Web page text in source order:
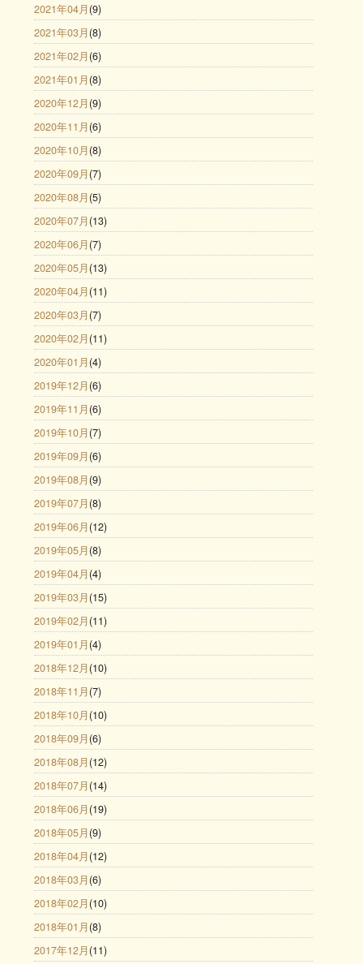
2021年04月 (9)
2021年03月 (8)
2021年02月 (6)
2021年01月 (8)
2020年12月 (9)
2020年11月 (6)
2020年10月 (8)
2020年09月 (7)
2020年08月 (5)
2020年07月 (13)
2020年06月 (7)
2020年05月 (13)
2020年04月 (11)
2020年03月 (7)
2020年02月 (11)
2020年01月 (4)
2019年12月 (6)
2019年11月 (6)
2019年10月 (7)
2019年09月 (6)
2019年08月 (9)
2019年07月 (8)
2019年06月 (12)
2019年05月 (8)
2019年04月 (4)
2019年03月 (15)
2019年02月 (11)
2019年01月 (4)
2018年12月 (10)
2018年11月 (7)
2018年10月 (10)
2018年09月 (6)
2018年08月 (12)
2018年07月 (14)
2018年06月 (19)
2018年05月 (9)
2018年04月 (12)
2018年03月 (6)
2018年02月 (10)
2018年01月 (8)
2017年12月 (11)